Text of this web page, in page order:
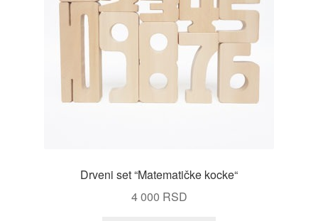
Drveni set “Matematičke kocke“
4 000 RSD